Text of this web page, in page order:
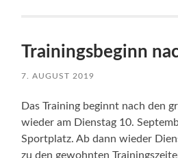
Trainingsbeginn
7. AUGUST 2019
Das Training beginnt nach den
wieder am Dienstag 10.
Sportplatz. Ab dann wieder
zu den gewohnten